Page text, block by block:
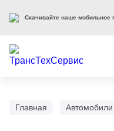
Главная Автомобили
Скачивайте наше мобильное